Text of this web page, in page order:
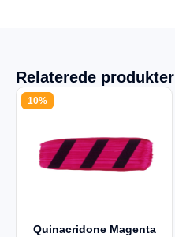
Relaterede produkter
10%
Quinacridone Magenta